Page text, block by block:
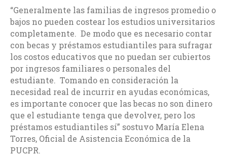
“Generalmente las familias de ingresos promedio o
bajos no pueden costear los estudios universitarios
completamente. De modo que es necesario contar
con becas y préstamos estudiantiles para sufragar
los costos educativos que no puedan ser cubiertos
por ingresos familiares o personales del
estudiante. Tomando en consideración la
necesidad real de incurrir en ayudas económicas,
es importante conocer que las becas no son dinero
que el estudiante tenga que devolver, pero los
préstamos estudiantiles sí” sostuvo María Elena
Torres, Oficial de Asistencia Económica de la
PUCPR.